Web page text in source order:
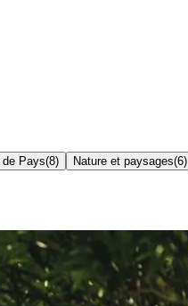
Pays(8) Nature et paysages(6)